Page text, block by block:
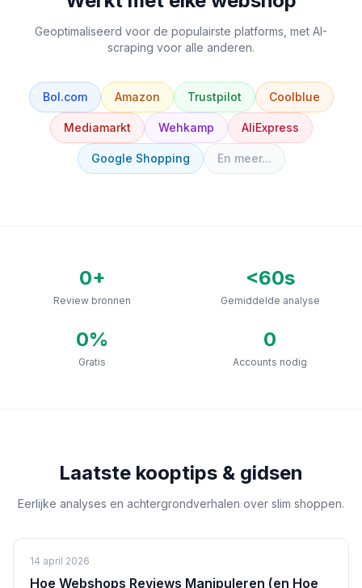
Geoptimaliseerd voor de populairste platforms, met AI-
scraping voor alle anderen.
Bol.com Amazon Trustpilot Coolblue
Mediamarkt Wehkamp AliExpress
Google Shopping En meer...
0+
Review bronnen
<60s
Gemiddelde analyse
0%
Gratis
0
Accounts nodig
Laatste kooptips & gidsen
Eerlijke analyses en achtergrondverhalen over slim shoppen.
14 april 2026
Hoe Webshops Reviews Manipuleren (en Hoe